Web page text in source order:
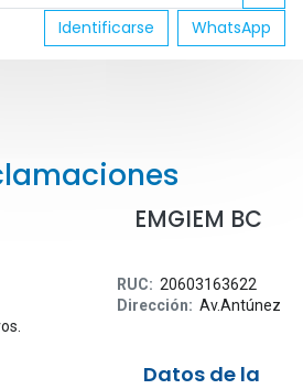
Identificarse WhatsApp
BC
20603163622
Av.Antúnez
Datos de la